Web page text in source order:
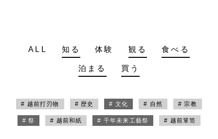
ALL 知る 体験 観る 食べる
泊まる 買う
# 越前打刃物 # 歴史 # 文化 # 自然 # 宗教
# 祭 # 越前和紙 # 千年未来工藝祭 # 越前箪笥